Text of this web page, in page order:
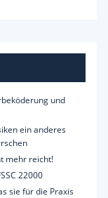
und
ein anderes
mehr reicht!
22000
sie für die Praxis